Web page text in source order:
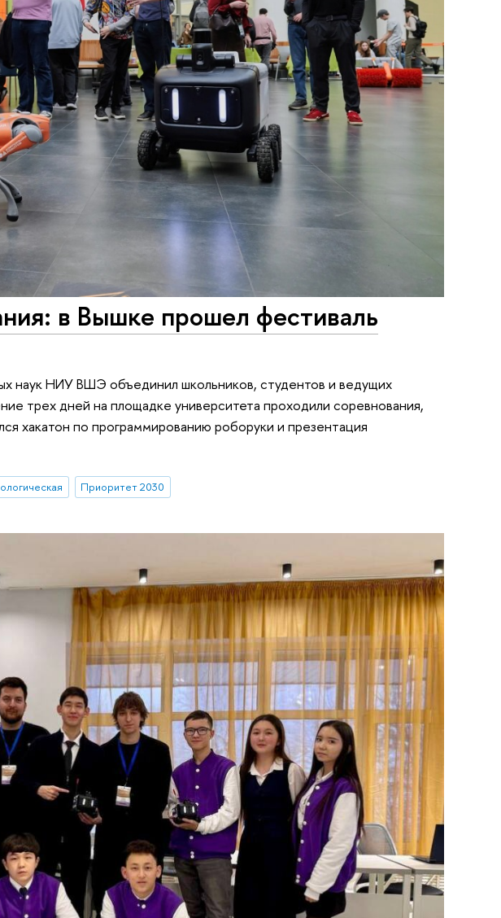
в Вышке прошел фестиваль
наук НИУ ВШЭ объединил школьников, студентов и ведущих
трех дней на площадке университета проходили соревнования,
хакатон по программированию роборуки и презентация
Приоритет 2030